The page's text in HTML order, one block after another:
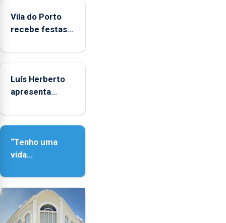
Vila do Porto
recebe festas
Nossa Senhora
Luís Herberto
apresenta
Paisagem’
“Tenho uma
vida
cheia de
trabalho,
dedicação,
gosto e muita